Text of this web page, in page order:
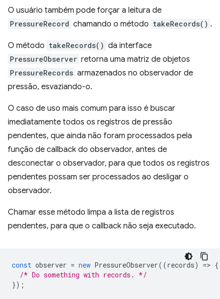
O usuário também pode forçar a leitura de
PressureRecord chamando o método takeRecords() .
O método takeRecords() da interface
PressureObserver retorna uma matriz de objetos
PressureRecords armazenados no observador de
pressão, esvaziando-o.
O caso de uso mais comum para isso é buscar
imediatamente todos os registros de pressão
pendentes, que ainda não foram processados pela
função de callback do observador, antes de
desconectar o observador, para que todos os registros
pendentes possam ser processados ao desligar o
observador.
Chamar esse método limpa a lista de registros
pendentes, para que o callback não seja executado.
const observer = new PressureObserver((records) => {
/* Do something with records. */
});